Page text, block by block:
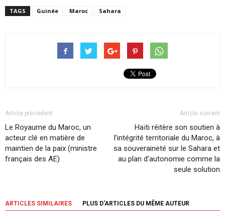
TAGS Guinée Maroc Sahara
Article précédent
Le Royaume du Maroc, un
acteur clé en matière de
maintien de la paix (ministre
français des AE)
Article suivant
Haïti réitère son soutien à
l’intégrité territoriale du Maroc, à
sa souveraineté sur le Sahara et
au plan d’autonomie comme la
seule solution
ARTICLES SIMILAIRES PLUS D'ARTICLES DU MÊME AUTEUR